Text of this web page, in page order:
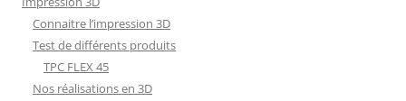
Connaitre l’impression 3D
Test de différents produits
TPC FLEX 45
Nos réalisations en 3D